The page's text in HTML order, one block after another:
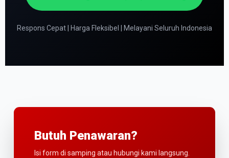
Respons Cepat | Harga Fleksibel | Melayani Seluruh Indonesia
Butuh Penawaran?
Isi form di samping atau hubungi kami langsung.